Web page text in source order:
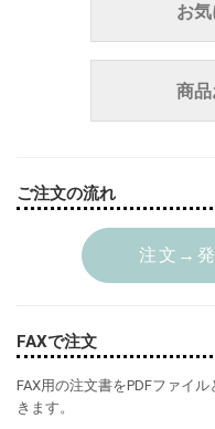
お
商
ご注文の流れ
注文→
FAXで注文
FAX用の注文書をPDFファイ
きます。